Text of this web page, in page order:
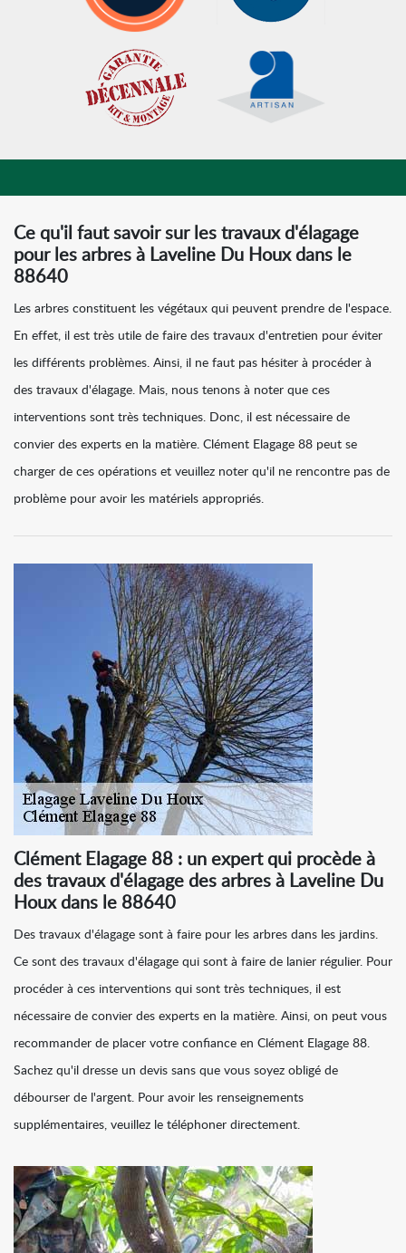
Ce qu'il faut savoir sur les travaux d'élagage
pour les arbres à Laveline Du Houx dans le
88640
Les arbres constituent les végétaux qui peuvent prendre de l'espace.
En effet, il est très utile de faire des travaux d'entretien pour éviter
les différents problèmes. Ainsi, il ne faut pas hésiter à procéder à
des travaux d'élagage. Mais, nous tenons à noter que ces
interventions sont très techniques. Donc, il est nécessaire de
convier des experts en la matière. Clément Elagage 88 peut se
charger de ces opérations et veuillez noter qu'il ne rencontre pas de
problème pour avoir les matériels appropriés.
Clément Elagage 88 : un expert qui procède à
des travaux d'élagage des arbres à Laveline Du
Houx dans le 88640
Des travaux d'élagage sont à faire pour les arbres dans les jardins.
Ce sont des travaux d'élagage qui sont à faire de lanier régulier. Pour
procéder à ces interventions qui sont très techniques, il est
nécessaire de convier des experts en la matière. Ainsi, on peut vous
recommander de placer votre confiance en Clément Elagage 88.
Sachez qu'il dresse un devis sans que vous soyez obligé de
débourser de l'argent. Pour avoir les renseignements
supplémentaires, veuillez le téléphoner directement.